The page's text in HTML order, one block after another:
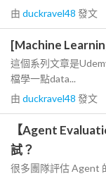
由 duckravel48 發文
[Machine
這個系列文章是
檔學一點data...
由 duckravel48 發文
【Agent
試？
很多團隊評估 Agent